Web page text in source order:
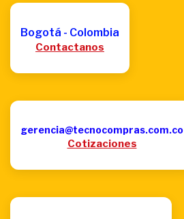
Bogotá - Colombia
Contactanos
gerencia@tecnocompras.com.co
Cotizaciones